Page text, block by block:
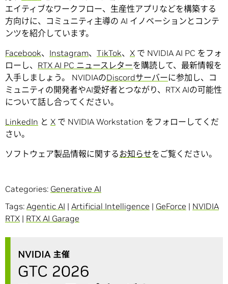
エイティブなワークフロー、生産性アプリなどを構築する
方向けに、コミュニティ主導の AI イノベーションとコンテ
ンツを紹介しています。
Facebook、 Instagram、 TikTok、 X で NVIDIA AI PC をフォ
ローし、 RTX AI PC ニュースレターを購読して、最新情報を
入手しましょう。 NVIDIAのDiscordサーバーに参加し、コ
ミュニティの開発者やAI愛好者とつながり、RTX AIの可能性
について話し合ってください。
LinkedIn と X で NVIDIA Workstation をフォローしてくだ
さい。
ソフトウェア製品情報に関するお知らせをご覧ください。
Categories: Generative AI
Tags: Agentic AI | Artificial Intelligence | GeForce | NVIDIA
RTX | RTX AI Garage